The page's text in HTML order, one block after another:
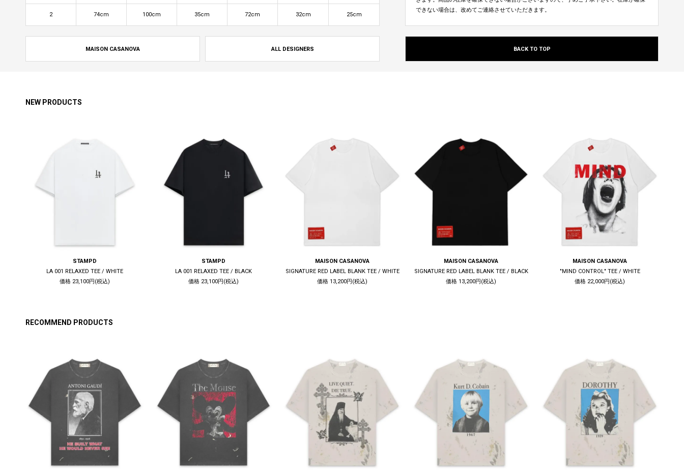
2 74cm 100cm 35cm 72cm 32cm 25cm
MAISON CASANOVA ALL DESIGNERS
できない場合は、改めてご連絡させていただきます。
BACK TO TOP
NEW PRODUCTS
STAMPD
LA 001 RELAXED TEE / WHITE
価格 23,100円(税込)
STAMPD
LA 001 RELAXED TEE / BLACK
価格 23,100円(税込)
MAISON CASANOVA
SIGNATURE RED LABEL BLANK TEE / WHITE
価格 13,200円(税込)
MAISON CASANOVA
SIGNATURE RED LABEL BLANK TEE / BLACK
価格 13,200円(税込)
MAISON CASANOVA
"MIND CONTROL" TEE / WHITE
価格 22,000円(税込)
RECOMMEND PRODUCTS